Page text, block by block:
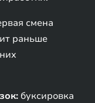
смена
раньше
буксировка